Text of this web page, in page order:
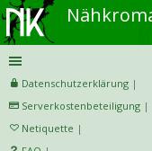
Datenschutzerklärung |
Serverkostenbeteiligung |
Netiquette |